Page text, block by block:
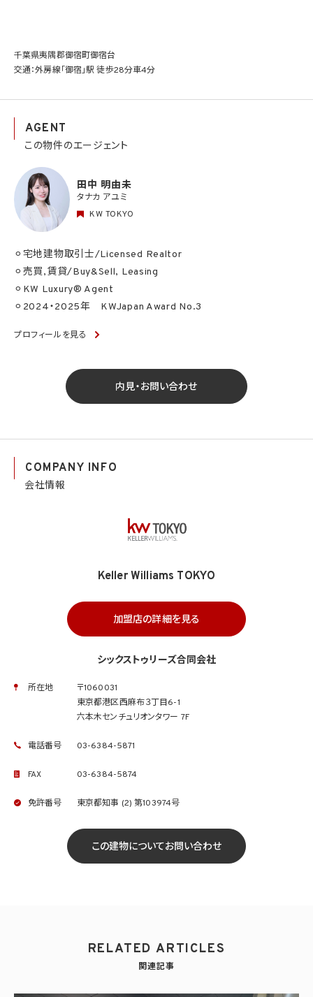
千葉県夷隅郡御宿町御宿台
交通：外房線「御宿」駅 徒歩28分車4分
AGENT
この物件のエージェント
田中 明由未
タナカ アユミ
KW TOKYO
⚪︎宅地建物取引士/Licensed Realtor
⚪︎売買,賃貸/Buy&Sell, Leasing
⚪︎KW Luxury® Agent
⚪︎2024・2025年 KWJapan Award No.3
プロフィールを見る
内見・お問い合わせ
COMPANY INFO
会社情報
Keller Williams TOKYO
加盟店の詳細を見る
シックストゥリーズ合同会社
所在地
〒1060031
東京都港区西麻布３丁目6-1
六本木センチュリオンタワー 7F
電話番号 03-6384-5871
FAX 03-6384-5874
免許番号 東京都知事 (2) 第103974号
この建物についてお問い合わせ
RELATED ARTICLES
関連記事